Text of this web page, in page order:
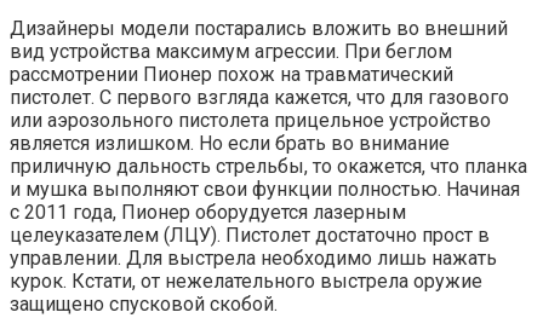
Дизайнеры модели постарались вложить во внешний
вид устройства максимум агрессии. При беглом
рассмотрении Пионер похож на травматический
пистолет. С первого взгляда кажется, что для газового
или аэрозольного пистолета прицельное устройство
является излишком. Но если брать во внимание
приличную дальность стрельбы, то окажется, что планка
и мушка выполняют свои функции полностью. Начиная
с 2011 года, Пионер оборудуется лазерным
целеуказателем (ЛЦУ). Пистолет достаточно прост в
управлении. Для выстрела необходимо лишь нажать
курок. Кстати, от нежелательного выстрела оружие
защищено спусковой скобой.